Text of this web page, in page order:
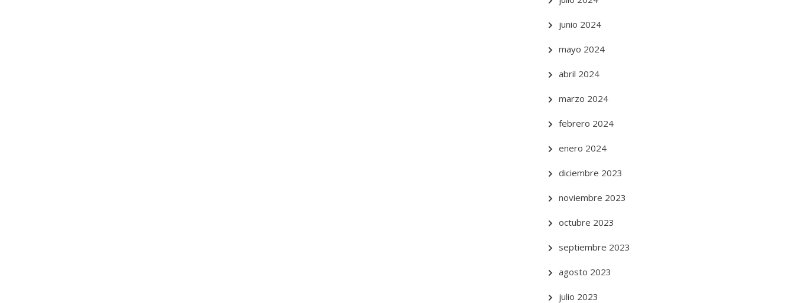
junio 2024
mayo 2024
abril 2024
marzo 2024
febrero 2024
enero 2024
diciembre 2023
noviembre 2023
octubre 2023
septiembre 2023
agosto 2023
julio 2023